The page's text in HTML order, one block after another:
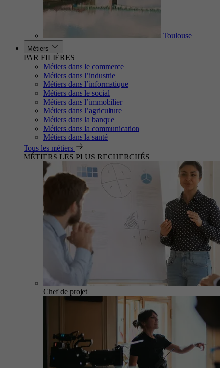
Toulouse
Métiers
PAR FILIÈRES
Métiers dans le commerce
Métiers dans l’industrie
Métiers dans l’informatique
Métiers dans le social
Métiers dans l’immobilier
Métiers dans l’agriculture
Métiers dans la banque
Métiers dans la communication
Métiers dans la santé
Tous les métiers
MÉTIERS LES PLUS RECHERCHÉS
Chef de projet